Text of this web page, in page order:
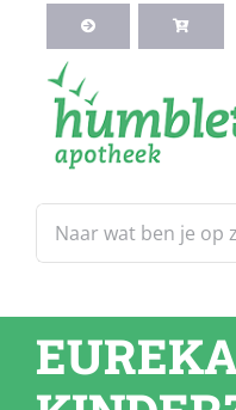
inhoud
naar:
Webshop
Blog